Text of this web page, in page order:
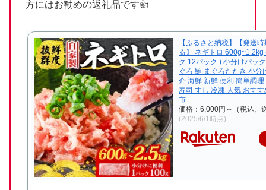
方にはお勧めの返礼品です👍
【ふるさと納税】【発送
る】 ネギトロ
ク 12パック ) 小分けパッ
ぐろ 鮪 まぐろたたき 小分
介 海鮮 新鮮 便利 簡単調
寿司 すし 冷凍 人気 おす
市
価格：6,000円～（税込、
(2025/6/1時点)